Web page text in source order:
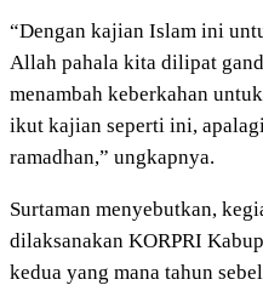
“Dengan kajian Islam ini
Allah pahala kita dilipat
menambah keberkahan
ikut kajian seperti ini,
ramadhan,” ungkapnya.
Surtaman menyebutkan,
dilaksanakan KORPRI
kedua yang mana tahun